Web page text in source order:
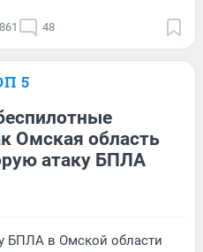
48
5
Омская область
атаку БПЛА
БПЛА в Омской области